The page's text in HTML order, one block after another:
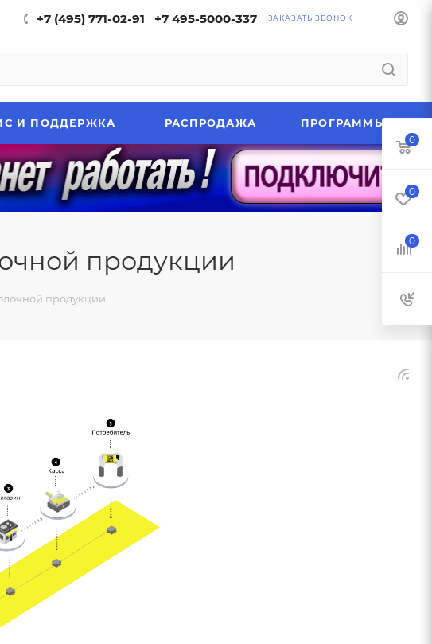
+7 (495) 771-02-91 +7 495-5000-337 ЗАКАЗАТЬ ЗВОНОК
И ПОДДЕРЖКА РАСПРОДАЖА ПРОГРАММЫ
продукции
продукции
0
0
0